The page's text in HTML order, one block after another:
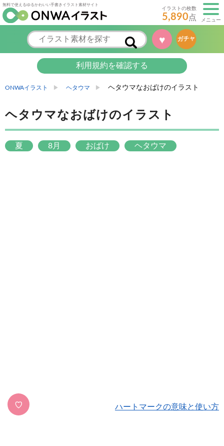
無料で使えるゆるかわいい手書きイラスト素材サイト
イラストの枚数
5,890点 メニュー
♥ ガチャ
利用規約を確認する
ONWAイラスト ヘタウマ ヘタウマなおばけのイラスト
ヘタウマなおばけのイラスト
夏 8月 おばけ ヘタウマ
♡ ハートマークの意味と使い方